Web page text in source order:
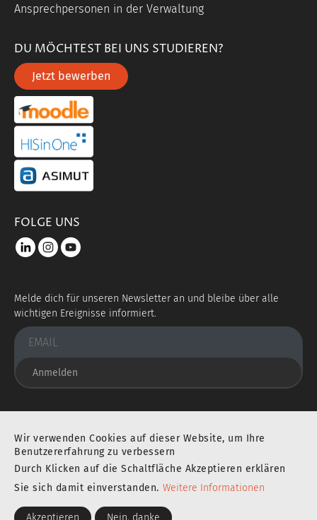
Ansprechpersonen in der Verwaltung
DU MÖCHTEST BEI UNS STUDIEREN?
Jetzt bewerben
portal link moddle
portal link hisinone
portal link asimut
FOLGE UNS
LinkedIninstagram
youtube
Melde dich für unseren Newsletter an und bleibe über alle
wichtigen Ereignisse informiert.
Anmelden
Sie befinden sich an einem ausgezeichneten Ort
IMPRESSUM DATENSCHUTZERKLÄRUNG
Wir verwenden Cookies auf dieser Website, um Ihre
Benutzererfahrung zu verbessern
Durch Klicken auf die Schaltfläche Akzeptieren erklären
Sie sich damit einverstanden. Weitere Informationen
Akzeptieren Nein, danke